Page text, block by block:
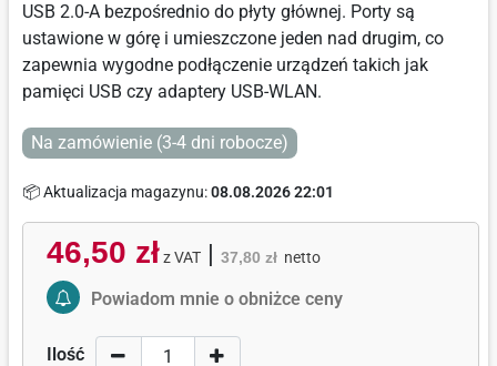
USB 2.0-A bezpośrednio do płyty głównej. Porty są
ustawione w górę i umieszczone jeden nad drugim, co
zapewnia wygodne podłączenie urządzeń takich jak
pamięci USB czy adaptery USB-WLAN.
Na zamówienie (3-4 dni robocze)
📦 Aktualizacja magazynu:08.08.2026 22:01
46,50 zł z VAT| 37,80 zł netto
Activate Price Alert
Powiadom mnie o obniżce ceny
Ilość